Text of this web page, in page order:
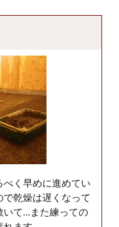
く早めに進めてい
乾燥は遅くなって
て...また練っての